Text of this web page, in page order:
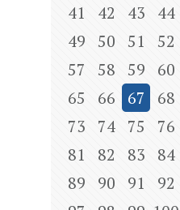
41
42 43 44
49
50 51 52
57
58 59 60
65
66 67 68
73
74 75 76
81
82 83 84
89
90 91 92